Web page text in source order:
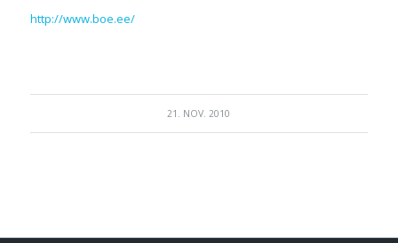
http://www.boe.ee/
21. NOV. 2010